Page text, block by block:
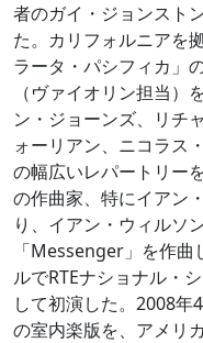
者のガイ・ジョンスト
た。カリフォルニアを
ラータ・パシフィカ」
（ヴァイオリン担当）
ン・ジョーンズ、リチ
ォーリアン、ニコラス
の幅広いレパートリー
の作曲家、特にイアン
り、イアン・ウィルソ
「Messenger」を作
ルでRTEナショナル・
して初演した。2008年
の室内楽版を、アメリ